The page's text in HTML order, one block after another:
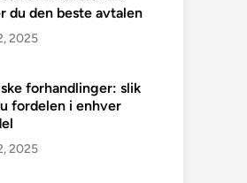
du den beste avtalen
2025
forhandlinger: slik
fordelen i enhver
2025